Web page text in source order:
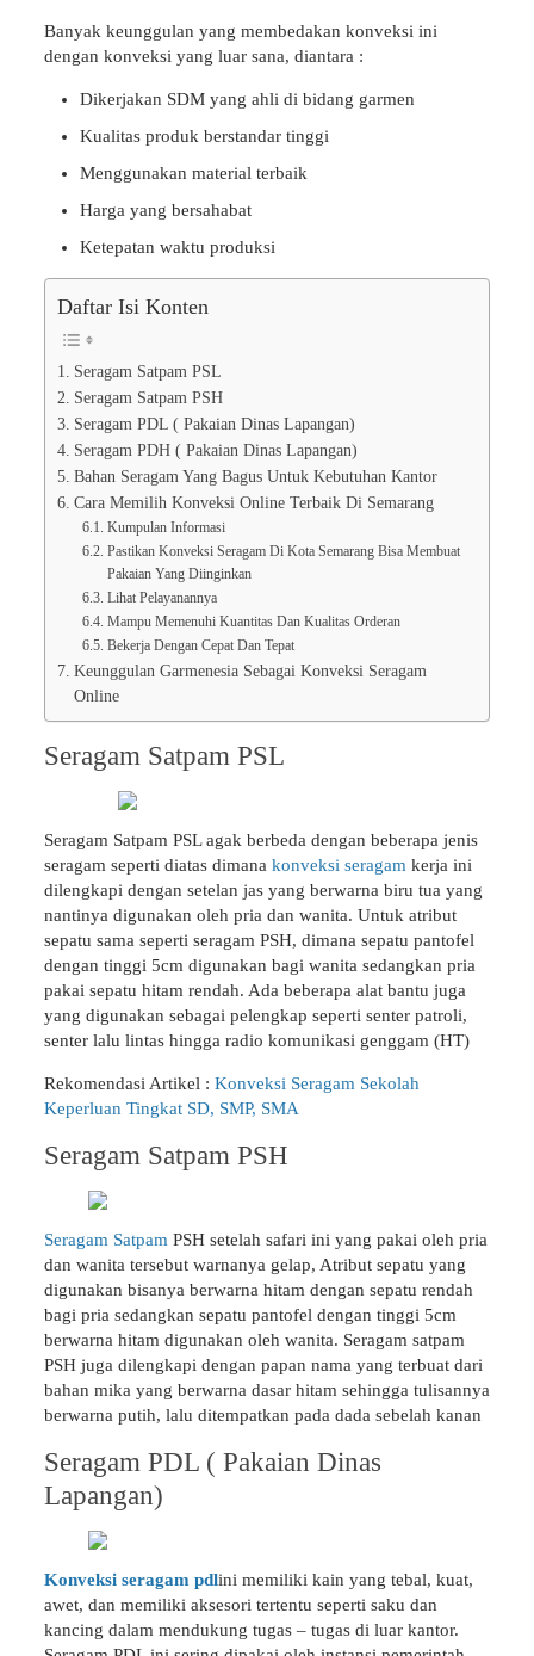
Banyak keunggulan yang membedakan konveksi ini
dengan konveksi yang luar sana, diantara :
Dikerjakan SDM yang ahli di bidang garmen
Kualitas produk berstandar tinggi
Menggunakan material terbaik
Harga yang bersahabat
Ketepatan waktu produksi
Daftar Isi Konten
Seragam Satpam PSL
Seragam Satpam PSH
Seragam PDL ( Pakaian Dinas Lapangan)
Seragam PDH ( Pakaian Dinas Lapangan)
Bahan Seragam Yang Bagus Untuk Kebutuhan Kantor
Cara Memilih Konveksi Online Terbaik Di Semarang
Kumpulan Informasi
Pastikan Konveksi Seragam Di Kota Semarang Bisa Membuat
Pakaian Yang Diinginkan
Lihat Pelayanannya
Mampu Memenuhi Kuantitas Dan Kualitas Orderan
Bekerja Dengan Cepat Dan Tepat
Keunggulan Garmenesia Sebagai Konveksi Seragam
Online
Seragam Satpam PSL
Seragam Satpam PSL agak berbeda dengan beberapa jenis
seragam seperti diatas dimana konveksi seragam kerja ini
dilengkapi dengan setelan jas yang berwarna biru tua yang
nantinya digunakan oleh pria dan wanita. Untuk atribut
sepatu sama seperti seragam PSH, dimana sepatu pantofel
dengan tinggi 5cm digunakan bagi wanita sedangkan pria
pakai sepatu hitam rendah. Ada beberapa alat bantu juga
yang digunakan sebagai pelengkap seperti senter patroli,
senter lalu lintas hingga radio komunikasi genggam (HT)
Rekomendasi Artikel : Konveksi Seragam Sekolah
Keperluan Tingkat SD, SMP, SMA
Seragam Satpam PSH
Seragam Satpam PSH setelah safari ini yang pakai oleh pria
dan wanita tersebut warnanya gelap, Atribut sepatu yang
digunakan bisanya berwarna hitam dengan sepatu rendah
bagi pria sedangkan sepatu pantofel dengan tinggi 5cm
berwarna hitam digunakan oleh wanita. Seragam satpam
PSH juga dilengkapi dengan papan nama yang terbuat dari
bahan mika yang berwarna dasar hitam sehingga tulisannya
berwarna putih, lalu ditempatkan pada dada sebelah kanan
Seragam PDL ( Pakaian Dinas
Lapangan)
Konveksi seragam pdlini memiliki kain yang tebal, kuat,
awet, dan memiliki aksesori tertentu seperti saku dan
kancing dalam mendukung tugas – tugas di luar kantor.